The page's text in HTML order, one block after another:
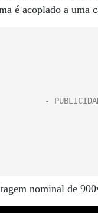
é acoplado a uma
nominal de